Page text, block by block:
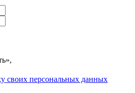
своих персональных данных